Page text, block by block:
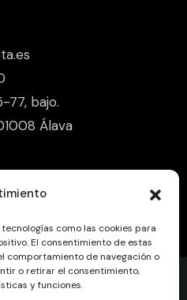
como las cookies para
El consentimiento de estas
comportamiento de navegación o
o retirar el consentimiento,
y funciones.
77, bajo.
Álava